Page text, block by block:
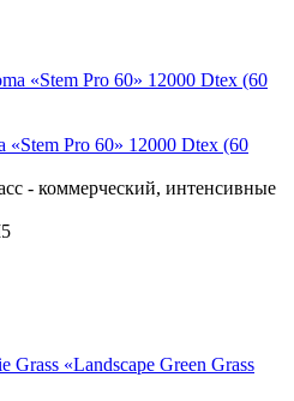
«Stem Pro 60» 12000 Dtex (60
- коммерческий, интенсивные